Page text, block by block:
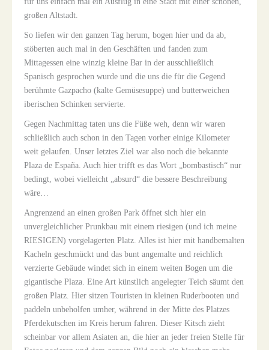
großen Altstadt.
So liefen wir den ganzen Tag herum, bogen hier und da ab,
stöberten auch mal in den Geschäften und fanden zum
Mittagessen eine winzig kleine Bar in der ausschließlich
Spanisch gesprochen wurde und die uns die für die Gegend
berühmte Gazpacho (kalte Gemüsesuppe) und butterweichen
iberischen Schinken servierte.
Gegen Nachmittag taten uns die Füße weh, denn wir waren
schließlich auch schon in den Tagen vorher einige Kilometer
weit gelaufen. Unser letztes Ziel war also noch die bekannte
Plaza de España . Auch hier trifft es das Wort „bombastisch“ nur
bedingt, wobei vielleicht „absurd“ die bessere Beschreibung
wäre…
Angrenzend an einen großen Park öffnet sich hier ein
unvergleichlicher Prunkbau mit einem riesigen (und ich meine
RIESIGEN) vorgelagerten Platz. Alles ist hier mit handbemalten
Kacheln geschmückt und das bunt angemalte und reichlich
verzierte Gebäude windet sich in einem weiten Bogen um die
gigantische Plaza. Eine Art künstlich angelegter Teich säumt den
großen Platz. Hier sitzen Touristen in kleinen Ruderbooten und
paddeln unbeholfen umher, während in der Mitte des Platzes
Pferdekutschen im Kreis herum fahren. Dieser Kitsch zieht
scheinbar vor allem Asiaten an, die hier an jeder freien Stelle für